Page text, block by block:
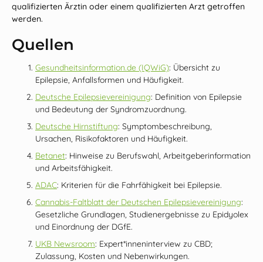
qualifizierten Ärztin oder einem qualifizierten Arzt getroffen
werden.
Quellen
Gesundheitsinformation.de (IQWiG): Übersicht zu
Epilepsie, Anfallsformen und Häufigkeit.
Deutsche Epilepsievereinigung: Definition von Epilepsie
und Bedeutung der Syndromzuordnung.
Deutsche Hirnstiftung: Symptombeschreibung,
Ursachen, Risikofaktoren und Häufigkeit.
Betanet: Hinweise zu Berufswahl, Arbeitgeberinformation
und Arbeitsfähigkeit.
ADAC: Kriterien für die Fahrfähigkeit bei Epilepsie.
Cannabis‑Faltblatt der Deutschen Epilepsievereinigung:
Gesetzliche Grundlagen, Studienergebnisse zu Epidyolex
und Einordnung der DGfE.
UKB Newsroom: Expert*inneninterview zu CBD;
Zulassung, Kosten und Nebenwirkungen.